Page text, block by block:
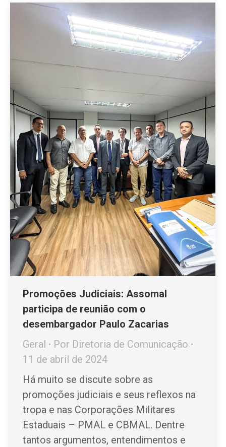
Promoções Judiciais: Assomal
participa de reunião com o
desembargador Paulo Zacarias
Geral
Por Diretoria de Comunicação
11 de abril de 2024
Há muito se discute sobre as
promoções judiciais e seus reflexos na
tropa e nas Corporações Militares
Estaduais – PMAL e CBMAL. Dentre
tantos argumentos, entendimentos e